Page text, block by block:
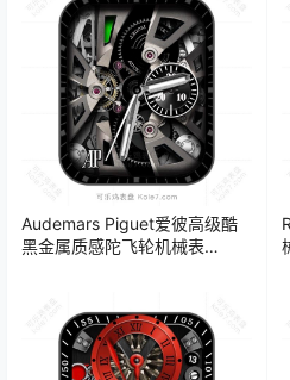
Audemars Piguet爱彼高级酷
黑金属质感陀飞轮机械表